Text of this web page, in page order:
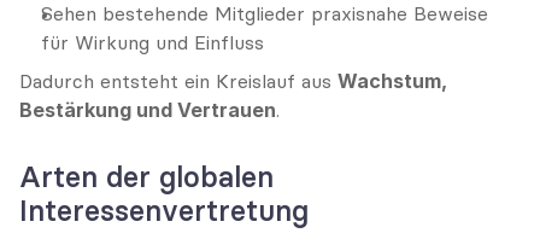
Sehen bestehende Mitglieder praxisnahe Beweise
für Wirkung und Einfluss
Dadurch entsteht ein Kreislauf aus Wachstum,
Bestärkung und Vertrauen.
Arten der globalen
Interessenvertretung